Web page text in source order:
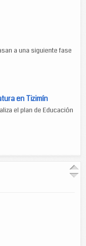
a una siguiente fase
en Tizimín
el plan de Educación